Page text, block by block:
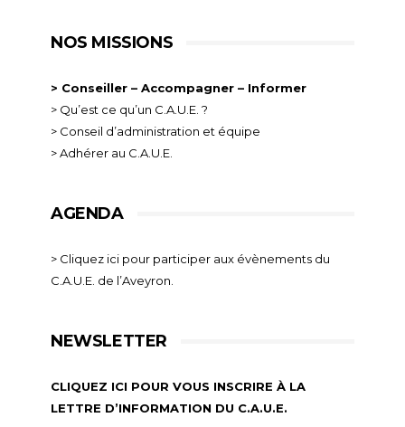
NOS MISSIONS
> Conseiller – Accompagner – Informer
> Qu’est ce qu’un C.A.U.E. ?
> Conseil d’administration et équipe
> Adhérer au C.A.U.E.
AGENDA
> Cliquez ici pour participer aux évènements du
C.A.U.E. de l’Aveyron.
NEWSLETTER
CLIQUEZ ICI POUR VOUS INSCRIRE À LA
LETTRE D’INFORMATION DU C.A.U.E.